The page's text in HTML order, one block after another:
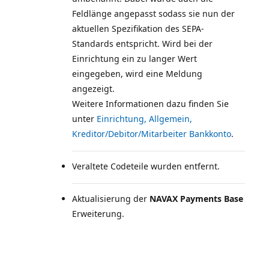
Feldlänge angepasst sodass sie nun der
aktuellen Spezifikation des SEPA-
Standards entspricht. Wird bei der
Einrichtung ein zu langer Wert
eingegeben, wird eine Meldung
angezeigt.
Weitere Informationen dazu finden Sie
unter Einrichtung, Allgemein,
Kreditor/Debitor/Mitarbeiter Bankkonto
Veraltete Codeteile wurden entfernt.
Aktualisierung der NAVAX Payments Base
Erweiterung.